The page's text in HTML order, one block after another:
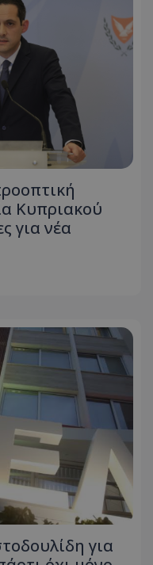
Κυπριακού
για νέα
για